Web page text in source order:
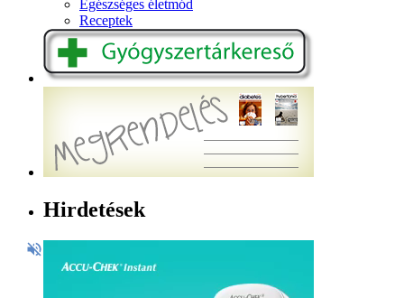
Egészséges életmód
Receptek
Hirdetések